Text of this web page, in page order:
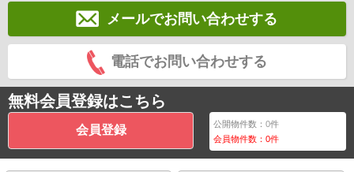
メールでお問い合わせする
電話でお問い合わせする
無料会員登録はこちら
会員登録 公開物件数：0件
会員物件数：0件